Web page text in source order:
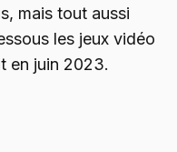
mais tout aussi
les jeux vidéo
en juin 2023.